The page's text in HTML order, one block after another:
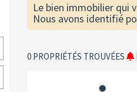
Le bien immobilier qui
Nous avons identifié
0 PROPRIÉTÉS TROUVÉES